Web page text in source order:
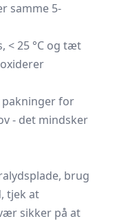
samme 5-
< 25 °C og tæt
for
- det mindsker
brug
tjek at
sikker på at